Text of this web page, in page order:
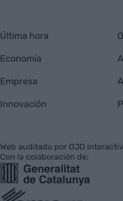
Última hora
Economía
Empresa
Innovación
Web auditado por OJD
Con la colaboración de: